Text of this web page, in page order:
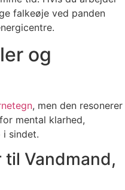
falkeøje ved panden
og
, men den resonerer
mental klarhed,
sindet.
til Vandmand,